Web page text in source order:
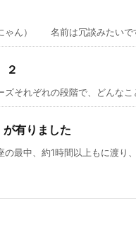
にゃん） 名前は冗談みたい
２
ズそれぞれの段階で、どんな
が有りました
の最中、約1時間以上もに渡り